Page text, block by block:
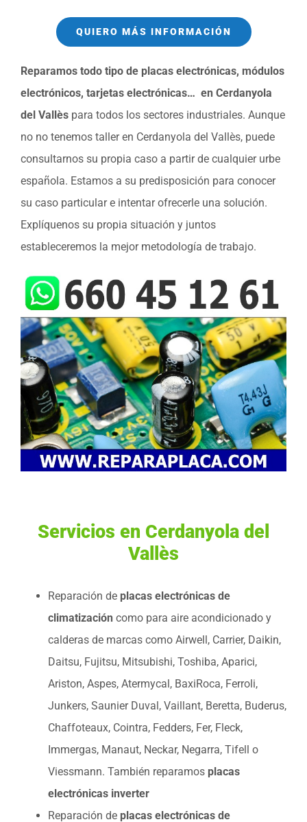
QUIERO MÁS INFORMACIÓN
Reparamos todo tipo de placas electrónicas, módulos
electrónicos, tarjetas electrónicas… en Cerdanyola
del Vallès para todos los sectores industriales. Aunque
no no tenemos taller en Cerdanyola del Vallès, puede
consultarnos su propia caso a partir de cualquier urbe
española. Estamos a su predisposición para conocer
su caso particular e intentar ofrecerle una solución.
Explíquenos su propia situación y juntos
estableceremos la mejor metodología de trabajo.
Servicios en Cerdanyola del
Vallès
Reparación de placas electrónicas de
climatización como para aire acondicionado y
calderas de marcas como Airwell, Carrier, Daikin,
Daitsu, Fujitsu, Mitsubishi, Toshiba, Aparici,
Ariston, Aspes, Atermycal, BaxiRoca, Ferroli,
Junkers, Saunier Duval, Vaillant, Beretta, Buderus,
Chaffoteaux, Cointra, Fedders, Fer, Fleck,
Immergas, Manaut, Neckar, Negarra, Tifell o
Viessmann. También reparamos placas
electrónicas inverter
Reparación de placas electrónicas de